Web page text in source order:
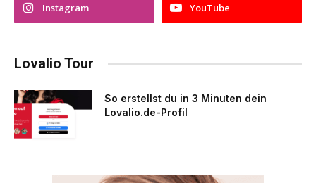
Instagram YouTube
Lovalio Tour
So erstellst du in 3 Minuten dein
Lovalio.de-Profil